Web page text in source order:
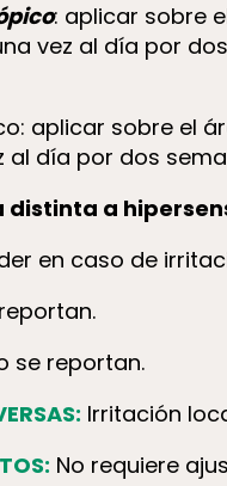
: aplicar sobre
vez al día por
aplicar sobre el
día por dos
distinta a
en caso de
se reportan.
Irritación
No requiere